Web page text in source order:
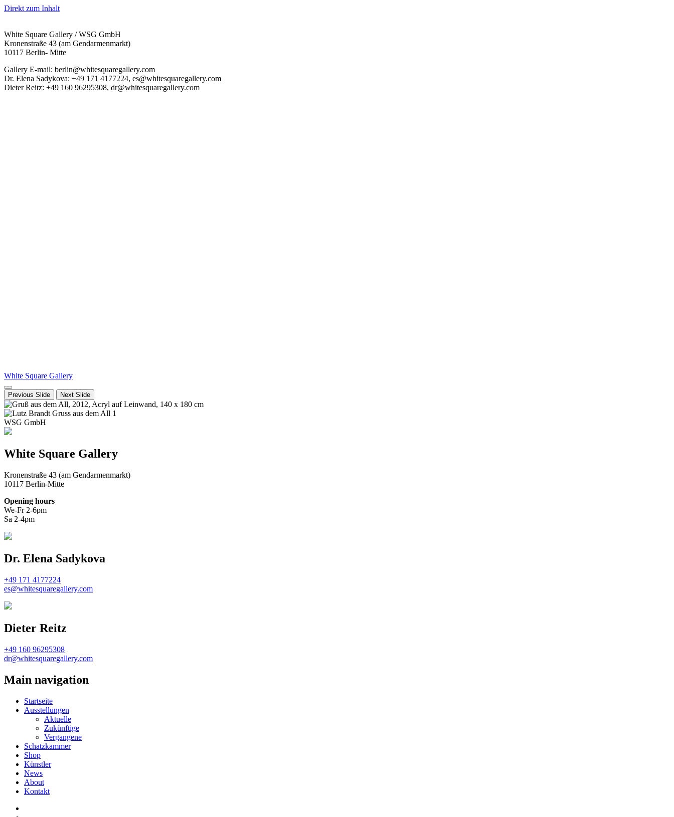
Direkt zum Inhalt
White Square Gallery / WSG GmbH
Kronenstraße 43 (am Gendarmenmarkt)
10117 Berlin- Mitte
Gallery E-mail: berlin@whitesquaregallery.com
Dr. Elena Sadykova: +49 171 4177224, es@whitesquaregallery.com
Dieter Reitz: +49 160 96295308, dr@whitesquaregallery.com
White Square Gallery
Previous Slide Next Slide
WSG GmbH
White Square Gallery
Kronenstraße 43 (am Gendarmenmarkt)
10117 Berlin-Mitte
Opening hours
We-Fr 2-6pm
Sa 2-4pm
Dr. Elena Sadykova
+49 171 4177224
es@whitesquaregallery.com
Dieter Reitz
+49 160 96295308
dr@whitesquaregallery.com
Main navigation
Startseite
Ausstellungen
Aktuelle
Zukünftige
Vergangene
Schatzkammer
Shop
Künstler
News
About
Kontakt